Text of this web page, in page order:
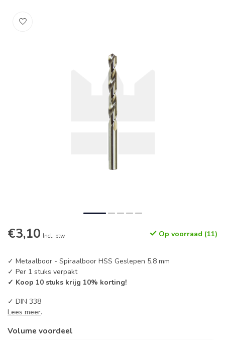
€3,10 Incl. btw Op voorraad (11)
✓ Metaalboor - Spiraalboor HSS Geslepen 5,8 mm
✓ Per 1 stuks verpakt
✓ Koop 10 stuks krijg 10% korting!
✓ DIN 338
Lees meer.
Volume voordeel